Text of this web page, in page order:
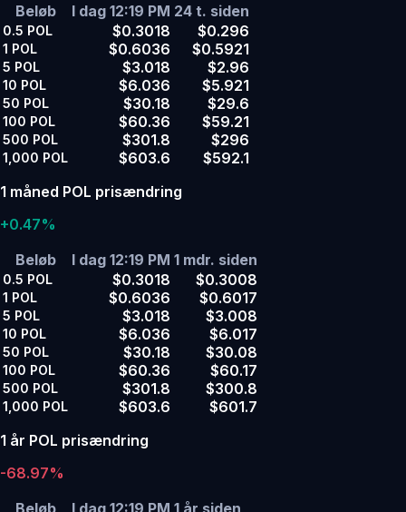
Beløb
I dag 12:19 PM 24 t. siden
0.5 POL $0.3018 $0.296
1 POL $0.6036 $0.5921
5 POL $3.018 $2.96
10 POL $6.036 $5.921
50 POL $30.18 $29.6
100 POL $60.36 $59.21
500 POL $301.8 $296
1,000 POL $603.6
$592.1
1 måned POL prisændring
+0.47%
Beløb
I dag 12:19 PM 1 mdr. siden
0.5 POL $0.3018 $0.3008
1 POL $0.6036 $0.6017
5 POL $3.018 $3.008
10 POL $6.036 $6.017
50 POL $30.18 $30.08
100 POL $60.36 $60.17
500 POL $301.8 $300.8
1,000 POL $603.6
$601.7
1 år POL prisændring
-68.97%
Beløb
I dag 12:19 PM 1 år siden